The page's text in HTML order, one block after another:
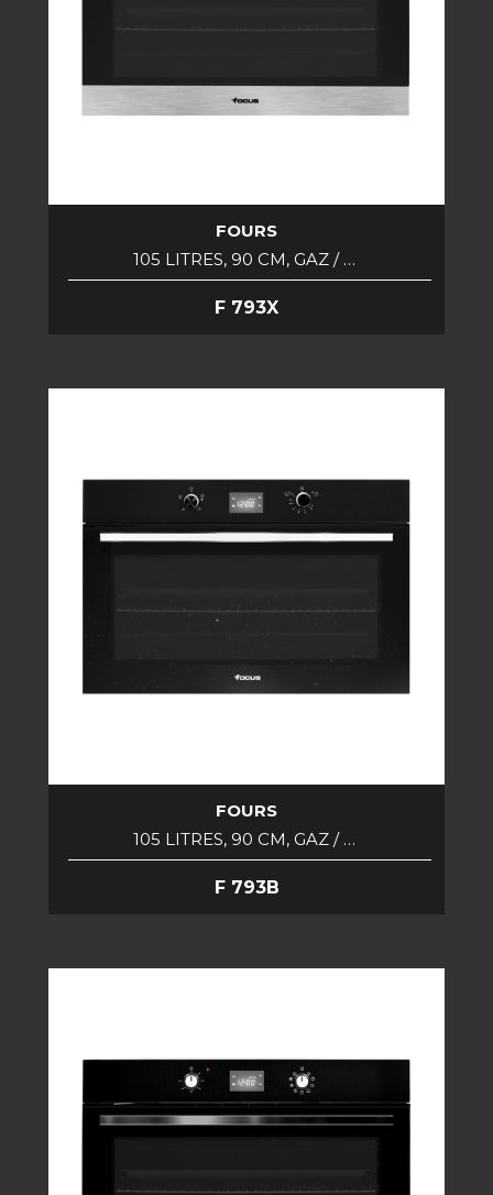
FOURS
105 LITRES, 90 CM, GAZ / …
F 793X
FOURS
105 LITRES, 90 CM, GAZ / …
F 793B